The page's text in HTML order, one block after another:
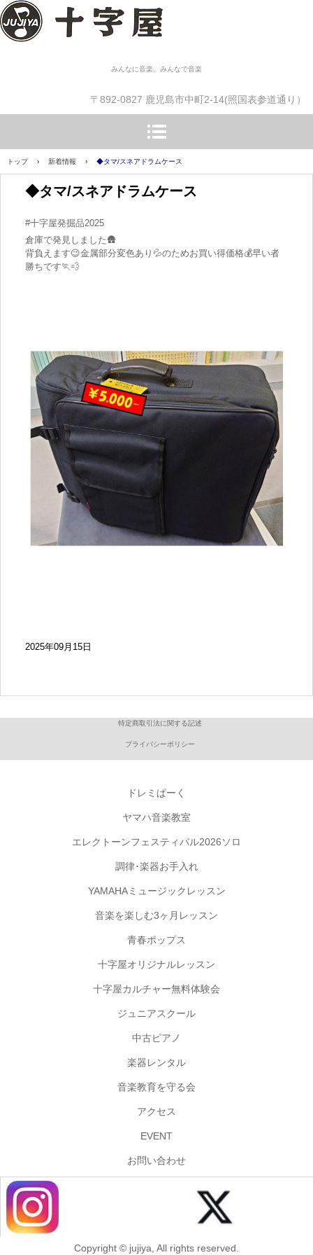
みんなに音楽、みんなで音楽
〒892-0827 鹿児島市中町2-14(照国表参道通り）
トップ › 新着情報 › ◆タマ/スネアドラムケース
◆タマ/スネアドラムケース
#十字屋発掘品2025
倉庫で発見しました🛖
背負えます😉金属部分変色あり💦のため️お買い得価格💰早い者
勝ちです🏃💨
2025年09月15日
特定商取引法に関する記述
プライバシーポリシー
ドレミぱーく
ヤマハ音楽教室
エレクトーンフェスティバル2026ソロ
調律･楽器お手入れ
YAMAHAミュージックレッスン
音楽を楽しむ3ヶ月レッスン
青春ポップス
十字屋オリジナルレッスン
十字屋カルチャー無料体験会
ジュニアスクール
中古ピアノ
楽器レンタル
音楽教育を守る会
アクセス
EVENT
お問い合わせ
Copyright © jujiya, All rights reserved.